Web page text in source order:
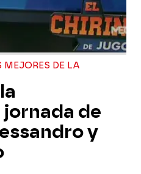
DE LA
de
y